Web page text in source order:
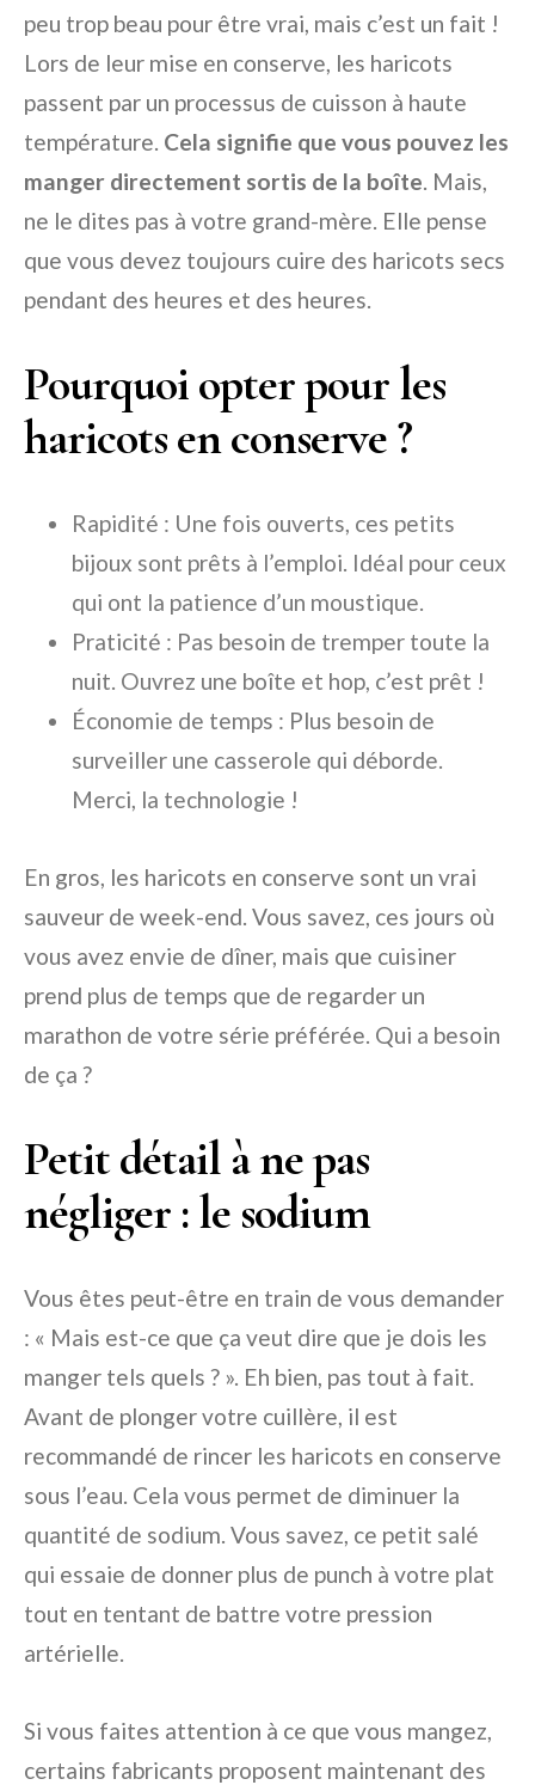
peu trop beau pour être vrai, mais c’est un fait !
Lors de leur mise en conserve, les haricots
passent par un processus de cuisson à haute
température. Cela signifie que vous pouvez les
manger directement sortis de la boîte. Mais,
ne le dites pas à votre grand-mère. Elle pense
que vous devez toujours cuire des haricots secs
pendant des heures et des heures.
Pourquoi opter pour les
haricots en conserve ?
Rapidité : Une fois ouverts, ces petits
bijoux sont prêts à l’emploi. Idéal pour ceux
qui ont la patience d’un moustique.
Praticité : Pas besoin de tremper toute la
nuit. Ouvrez une boîte et hop, c’est prêt !
Économie de temps : Plus besoin de
surveiller une casserole qui déborde.
Merci, la technologie !
En gros, les haricots en conserve sont un vrai
sauveur de week-end. Vous savez, ces jours où
vous avez envie de dîner, mais que cuisiner
prend plus de temps que de regarder un
marathon de votre série préférée. Qui a besoin
de ça ?
Petit détail à ne pas
négliger : le sodium
Vous êtes peut-être en train de vous demander
: « Mais est-ce que ça veut dire que je dois les
manger tels quels ? ». Eh bien, pas tout à fait.
Avant de plonger votre cuillère, il est
recommandé de rincer les haricots en conserve
sous l’eau. Cela vous permet de diminuer la
quantité de sodium. Vous savez, ce petit salé
qui essaie de donner plus de punch à votre plat
tout en tentant de battre votre pression
artérielle.
Si vous faites attention à ce que vous mangez,
certains fabricants proposent maintenant des